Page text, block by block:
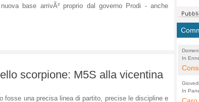
base arrivÃ² proprio dal governo Prodi - anche
scorpione: M5S alla vicentina
fosse una precisa linea di partito, precise le discipline e
In
In